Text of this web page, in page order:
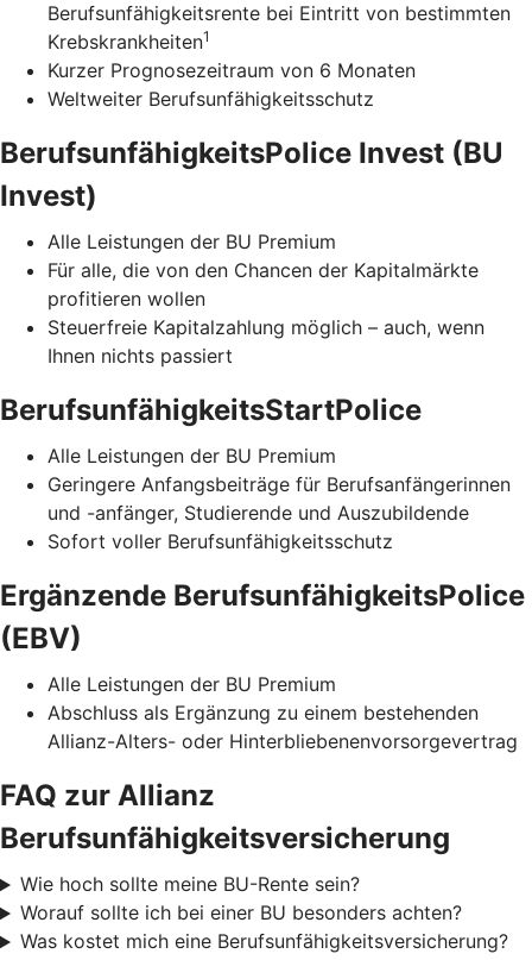
Berufsunfähigkeitsrente bei Eintritt von bestimmten
Krebskrankheiten1
Kurzer Prognosezeitraum von 6 Monaten
Weltweiter Berufsunfähigkeitsschutz
BerufsunfähigkeitsPolice Invest (BU
Invest)
Alle Leistungen der BU Premium
Für alle, die von den Chancen der Kapitalmärkte
profitieren wollen
Steuerfreie Kapitalzahlung möglich – auch, wenn
Ihnen nichts passiert
BerufsunfähigkeitsStartPolice
Alle Leistungen der BU Premium
Geringere Anfangsbeiträge für Berufsanfängerinnen
und -anfänger, Studierende und Auszubildende
Sofort voller Berufsunfähigkeitsschutz
Ergänzende BerufsunfähigkeitsPolice
(EBV)
Alle Leistungen der BU Premium
Abschluss als Ergänzung zu einem bestehenden
Allianz-Alters- oder Hinterbliebenenvorsorgevertrag
FAQ zur Allianz
Berufsunfähigkeitsversicherung
Wie hoch sollte meine BU-Rente sein?
Worauf sollte ich bei einer BU besonders achten?
Was kostet mich eine Berufsunfähigkeitsversicherung?